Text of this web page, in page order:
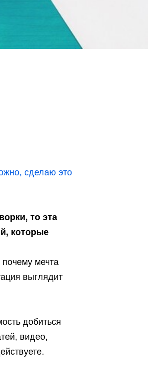
сделаю это
то эта
которые
почему мечта
выглядит
добиться
видео,